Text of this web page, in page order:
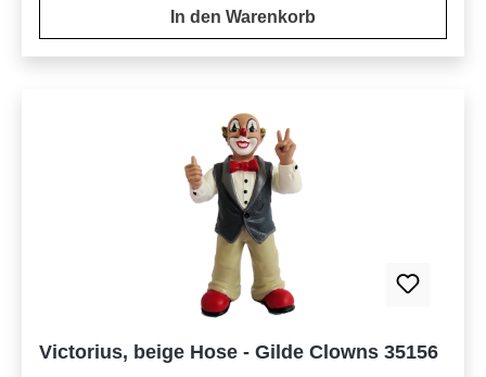
In den Warenkorb
Victorius, beige Hose - Gilde Clowns 35156